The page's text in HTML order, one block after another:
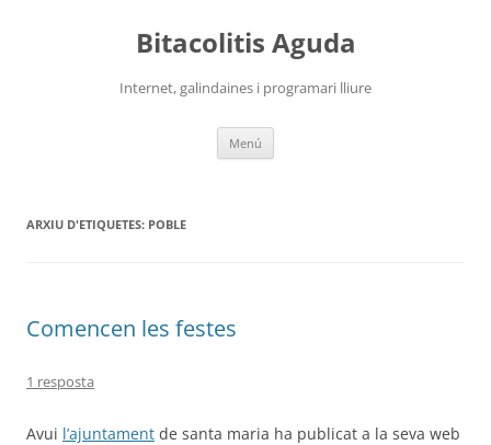
Bitacolitis Aguda
Internet, galindaines i programari lliure
Menú
ARXIU D'ETIQUETES: POBLE
Comencen les festes
1 resposta
Avui l’ajuntament de santa maria ha publicat a la seva web